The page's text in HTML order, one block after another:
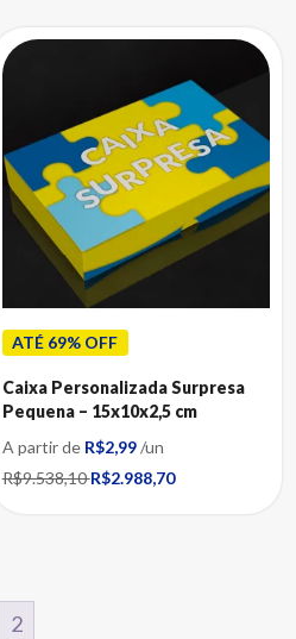
ATÉ 69% OFF
Caixa Personalizada Surpresa
Pequena – 15x10x2,5 cm
A partir de R$2,99/un
R$9.538,10R$2.988,70
2